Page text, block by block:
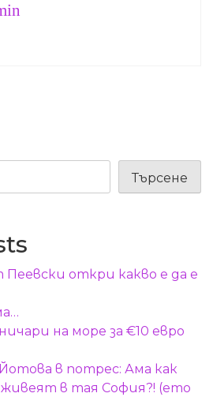
Търсене
откри какво е да е
на море за €10 евро
в потрес: Ама как
в тая София?! (ето